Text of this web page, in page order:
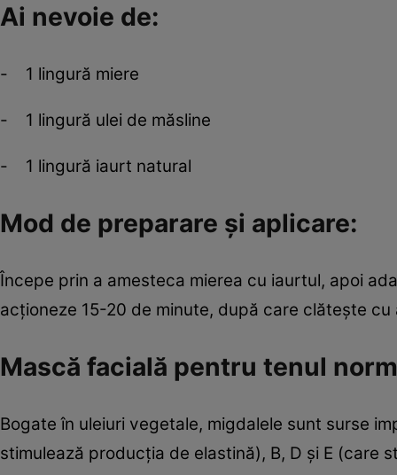
Ai nevoie de:
- 1 lingură miere
- 1 lingură ulei de măsline
- 1 lingură iaurt natural
Mod de preparare şi aplicare:
Începe prin a amesteca mierea cu iaurtul, apoi
acţioneze 15-20 de minute, după care clăteşte
Mască facială pentru tenul
Bogate în uleiuri vegetale, migdalele sunt surse
stimulează producţia de elastină), B, D şi E (care